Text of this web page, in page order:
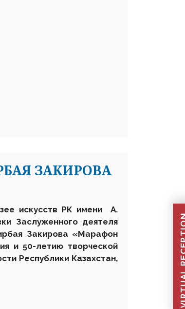
ЗАКИРОВА
искусств РК имени А.
Заслуженного деятеля
Закирова «Марафон
и 50-летию творческой
Республики Казахстан,